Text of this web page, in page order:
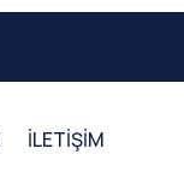
İLETİŞİM